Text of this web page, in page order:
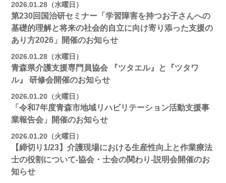
2026.01.28（水曜日）
第230回国治研セミナー「学習障害を持つお子さんへの
基礎的理解と将来の社会的自立に向け寄り添った支援の
あり方2026」開催のお知らせ
2026.01.28（水曜日）
青森県介護支援専門員協会 『ツタエル』と『ツタワ
ル』 研修会開催のお知らせ
2026.01.20（火曜日）
「令和7年度青森市地域リハビリテーション活動支援事
業報告会」開催のお知らせ
2026.01.20（火曜日）
【締切り1/23】介護現場における生産性向上と作業療法
士の役割について-協会・士会の関わり-説明会開催のお
知らせ